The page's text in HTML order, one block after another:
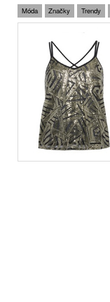
Móda Značky Trendy